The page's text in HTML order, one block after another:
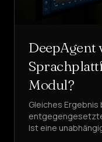
Service-
Agenten
Managerte
Plattform
Enterprise-
Lösung
BRANCHEN
DeepAgent
Modul?
Gleiches Ergebnis
Ist eine